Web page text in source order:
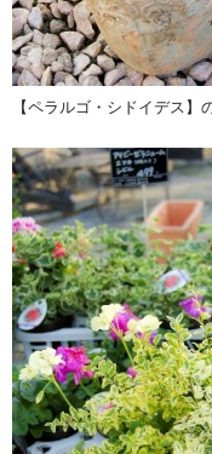
【ペラルゴ・シドイデス】